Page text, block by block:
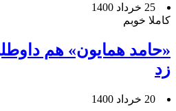
25 خرداد 1400
کاملا خوبم
«حامد همایون» هم
زد
20 خرداد 1400